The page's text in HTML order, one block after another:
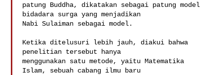
patung Buddha, dikatakan sebagai patung model
bidadara surga yang menjadikan
Nabi Sulaiman sebagai model.
Ketika ditelusuri lebih jauh, diakui bahwa
penelitian tersebut hanya
menggunakan satu metode, yaitu Matematika
Islam, sebuah cabang ilmu baru